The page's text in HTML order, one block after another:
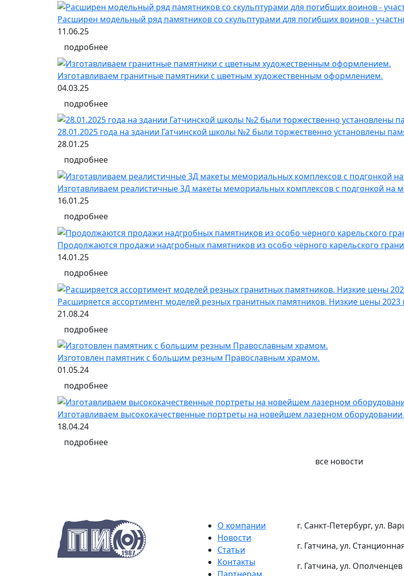
Расширен модельный ряд памятников со скульптурами для погибших воинов -
11.06.25
подробнее
Изготавливаем гранитные памятники с цветным художественным оформлением.
04.03.25
подробнее
28.01.2025 года на здании Гатчинской школы №2 были торжественно установлены
28.01.25
подробнее
Изготавливаем реалистичные 3Д макеты мемориальных комплексов с подгонкой на
16.01.25
подробнее
Продолжаются продажи надгробных памятников из особо чёрного карельского
14.01.25
подробнее
Расширяется ассортимент моделей резных гранитных памятников. Низкие цены 2023
21.08.24
подробнее
Изготовлен памятник с большим резным Православным храмом.
01.05.24
подробнее
Изготавливаем высококачественные портреты на новейшем лазерном оборудовании
18.04.24
подробнее
все новости
О компании
Новости
Статьи
Контакты
г. Санкт-Петербург, ул.
г. Гатчина, ул.
г. Гатчина, ул.